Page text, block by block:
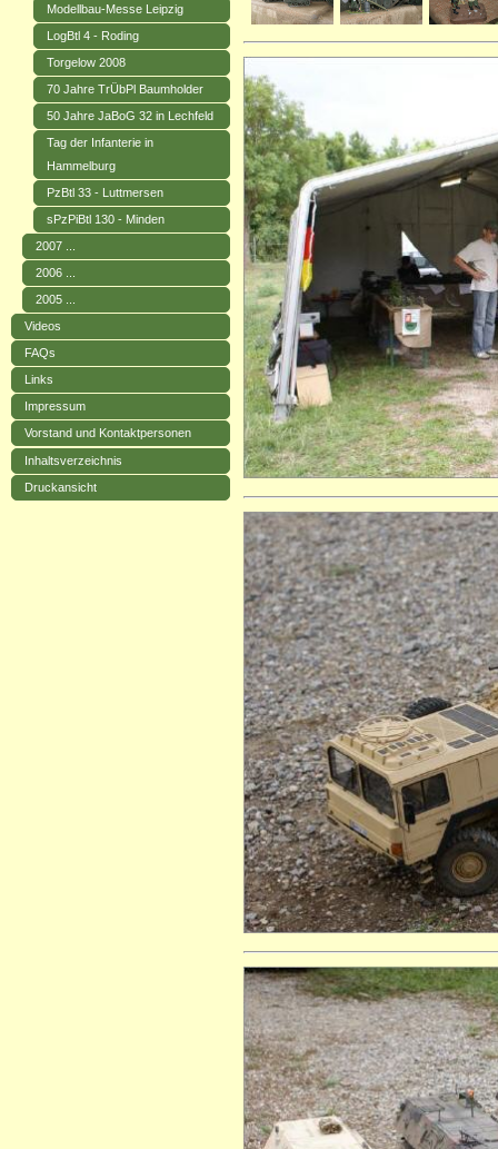
Modellbau-Messe Leipzig
LogBtl 4 - Roding
Torgelow 2008
70 Jahre TrÜbPl Baumholder
50 Jahre JaBoG 32 in Lechfeld
Tag der Infanterie in
Hammelburg
PzBtl 33 - Luttmersen
sPzPiBtl 130 - Minden
2007 ...
2006 ...
2005 ...
Videos
FAQs
Links
Impressum
Vorstand und Kontaktpersonen
Inhaltsverzeichnis
Druckansicht